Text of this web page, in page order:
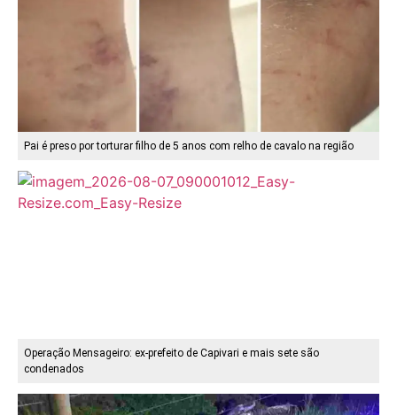
Pai é preso por torturar filho de 5 anos com relho de cavalo na região
Operação Mensageiro: ex-prefeito de Capivari e mais sete são
condenados